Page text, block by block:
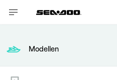
Modellen